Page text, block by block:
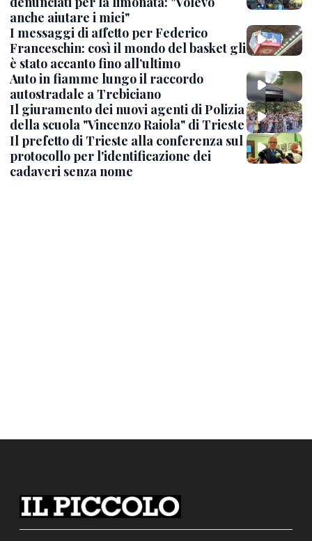
anche aiutare i miei"
I messaggi di affetto per Federico
Franceschin: così il mondo del basket gli
è stato accanto fino all’ultimo
Auto in fiamme lungo il raccordo
autostradale a Trebiciano
Il giuramento dei nuovi agenti di Polizia
della scuola "Vincenzo Raiola" di Trieste
Il prefetto di Trieste alla conferenza sul
protocollo per l'identificazione dei
cadaveri senza nome